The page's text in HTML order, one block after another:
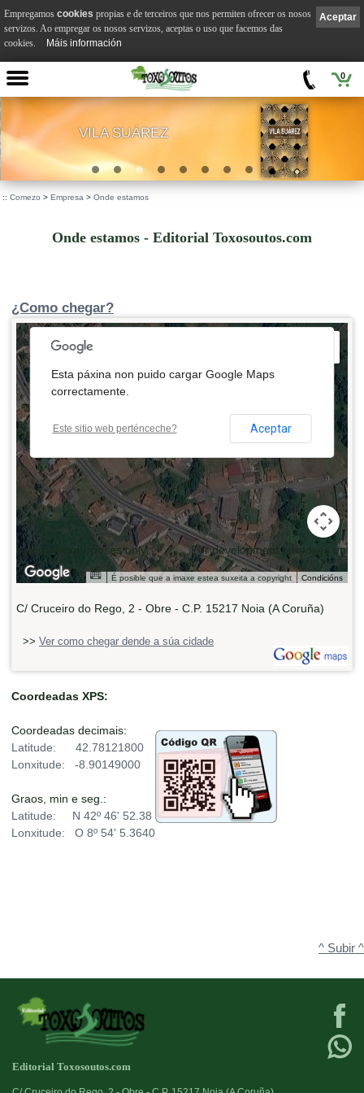
0
VILA SUÁREZ
:: Comezo > Empresa > Onde estamos
Onde estamos - Editorial Toxosoutos.com
¿Como chegar?
For development purposes only
development purposes only
development purposes only For development purposes only
É posible que a imaxe estea suxeita a copyright Condicións
Esta páxina non puido cargar Google Maps
correctamente.
Este sitio web perténceche? Aceptar
C/ Cruceiro do Rego, 2 - Obre - C.P. 15217 Noia (A Coruña)
>> Ver como chegar dende a súa cidade
Coordeadas XPS:
Coordeadas decimais:
Latitude: 42.78121800
Lonxitude: -8.90149000
Graos, min e seg.:
Latitude: N 42º 46' 52.38
Lonxitude: O 8º 54' 5.3640
^ Subir ^
Editorial Toxosoutos.com
Aceptar
Empregamos cookies propias e de terceiros que nos permiten ofrecer os nosos
servizos. Ao empregar os nosos servizos, aceptas o uso que facemos das
cookies.
Máis información